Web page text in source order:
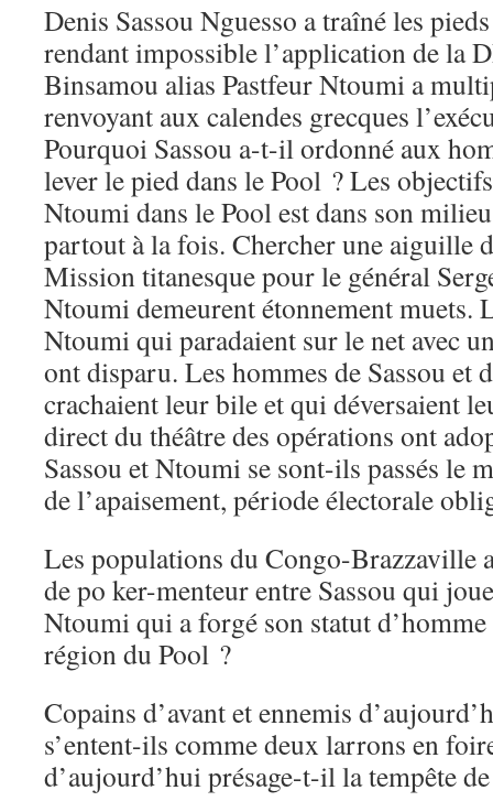
Denis Sassou Nguesso a traîné les
rendant impossible l’application de la
Binsamou alias Pastfeur Ntoumi a
renvoyant aux calendes grecques
Pourquoi Sassou a-t-il ordonné aux
lever le pied dans le Pool ? Les
Ntoumi dans le Pool est dans son
partout à la fois. Chercher une aiguille
Mission titanesque pour le général
Ntoumi demeurent étonnement muets.
Ntoumi qui paradaient sur le net avec
ont disparu. Les hommes de Sassou et
crachaient leur bile et qui déversaient
direct du théâtre des opérations ont
Sassou et Ntoumi se sont-ils passés le
de l’apaisement, période électorale
Les populations du Congo-Brazzaville
de po ker-menteur entre Sassou qui
Ntoumi qui a forgé son statut d’homme
région du Pool ?
Copains d’avant et ennemis
s’entent-ils comme deux larrons en
d’aujourd’hui présage-t-il la tempête